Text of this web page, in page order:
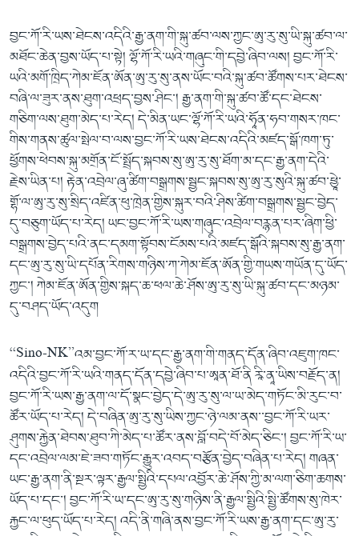
བྱང་ཀོ་རི་ཡས་ཐེངས་འདིའི་རྒྱ་ནག་གི་སྐུ་ཚབ་ལས་ཀྱང་ཨུ་རུ་སུ་ཡི་སྐུ་ཚབ་ལ་
མཐོང་ཆེན་བྱས་ཡོད་པ་སྟེ། ལྷོ་ཀོ་རི་ཡའི་གཞུང་གི་དབྱེ་ཞིབ་ལས། བྱང་ཀོ་རི་
ཡའི་མགོ་ཁྲིད་ཀེམ་ཇོན་ཨོན་ཨུ་རུ་སུ་ནས་ཡོང་བའི་སྐུ་ཚབ་ཚོགས་པར་ཐེངས་
བཞི་ལ་ཟུར་ནས་ཐུག་འཕྲད་བྱས་ཤིང་། རྒྱ་ནག་གི་སྐུ་ཚབ་ཚོ་དང་ཐེངས་
གཅིག་ལས་ཐུག་མེད་པ་རེད། དེ་མིན་ཡང་ལྷོ་ཀོ་རི་ཡའི་ཧཱོན་ཧབ་གསར་ཁང་
གིས་གནས་ཚུལ་སྤེལ་བ་ལས་བྱང་ཀོ་རི་ཡས་ཐེངས་འདིའི་མཛད་སྒོ་ཁག་ཏུ་
ཕྱོགས་ཕེབས་སྐུ་མགྲོན་ངོ་སྤྲོད་སྐབས་སུ་ཨུ་རུ་སུ་ཐོག་མ་དང་རྒྱ་ནག་དེའི་
རྗེས་ཡིན་པ། རྟེན་འབྲེལ་ཞུ་ཚིག་བསྒྲགས་སྦྱང་སྐབས་སུ་ཨུ་རུ་སུའི་སྐུ་ཚབ་ཕྱཱེ་
གྷོ་ལ་ཨུ་རུ་སུ་སྲིད་འཛིན་ཕུ་ཁྲེན་གྱིས་སྐུར་བའི་ཤིས་ཚིག་བསྒྲགས་སྦྱང་བྱེད་
དུ་བཅུག་ཡོད་པ་རེད། ཡང་བྱང་ཀོ་རི་ཡས་གཞུང་འབྲེལ་བརྙན་པར་ཞིག་ཕྱི་
བསྒྲགས་བྱེད་པའི་ནང་དམག་སྟོབས་ངོམས་པའི་མཛད་སྒོའི་སྐབས་སུ་རྒྱ་ནག་
དང་ཨུ་རུ་སུ་ཡི་དཔོན་རིགས་གཉིས་ཀ་ཀེམ་ཇོན་ཨོན་གྱི་གཡས་གཡོན་དུ་ཡོད་
ཀྱང་། ཀེམ་ཇོན་ཨོན་གྱིས་སྐད་ཆ་ཕལ་ཆེ་ཤོས་ཨུ་རུ་སུ་ཡི་སྐུ་ཚབ་དང་མཉམ་
དུ་བཤད་ཡོད་འདུག
“Sino-NK”འམ་བྱང་ཀོ་ར་ཡ་དང་རྒྱ་ནག་གི་གནད་དོན་ཞིབ་འཇུག་ཁང་
འདིའི་བྱང་ཀོ་རི་ཡའི་གནད་དོན་དབྱེ་ཞིབ་པ་ཨཱན་ཐོ་ནི རཱི་ནཱ་ཡིས་བརྗོད་ན།
བྱང་ཀོ་རི་ཡས་རྒྱ་ནག་ལ་དོ་སྣང་བྱེད་དེ་ཨུ་རུ་སུ་ལ་ཡ་མེད་གཏོང་མི་རུང་བ་
ཚོར་ཡོད་པ་རེད། དེ་བཞིན་ཨུ་རུ་སུ་ཡིས་ཀྱང་ཉེ་ལམ་ནས་་བྱང་ཀོ་རི་ཡར་
ཤུགས་རྐྱེན་ཐེབས་ཐུབ་ཀི་མེད་པ་ཚོར་ནས་བློ་བདེ་བོ་མེད་ཅིང་། བྱང་ཀོ་རི་ཡ་
དང་འབྲེལ་ལམ་ཇེ་ཟབ་གཏོང་རྒྱུར་འབད་བརྩོན་བྱེད་བཞིན་པ་རེད། གཞན་
ཡང་རྒྱ་ནག་ནི་སྔར་ལྟར་རྒྱལ་སྤྱིའི་དཔལ་འབྱོར་ཆེ་ཤོས་ཀྱི་མ་ལག་ཅིག་ཆགས་
ཡོད་པ་དང་། བྱང་ཀོ་རི་ཡ་དང་ཨུ་རུ་སུ་གཉིས་ནི་རྒྱལ་སྤྱིའི་སྤྱི་ཚོགས་སུ་ཁེར་
རྐྱང་ལ་ཕུད་ཡོད་པ་རེད། འདི་ནི་གཞི་ནས་བྱང་ཀོ་རི་ཡས་རྒྱ་ནག་དང་ཨུ་རུ་